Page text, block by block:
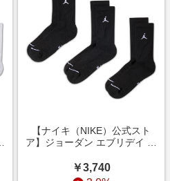
【ナイキ（NIKE）公式スト
ア】ジョーダン エブリデイ ク
足） DX9632-010 ブラック
￥3,740